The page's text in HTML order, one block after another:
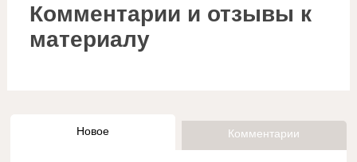
Комментарии и отзывы к
материалу
Новое Комментарии